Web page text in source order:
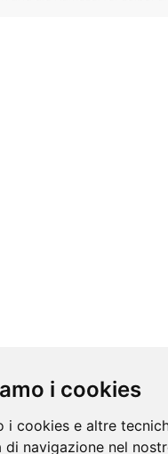
i cookies
i cookies e altre
di navigazione nel